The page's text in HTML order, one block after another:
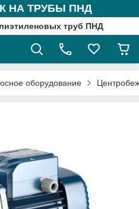
НА ТРУБЫ ПНД
труб ПНД
оборудование